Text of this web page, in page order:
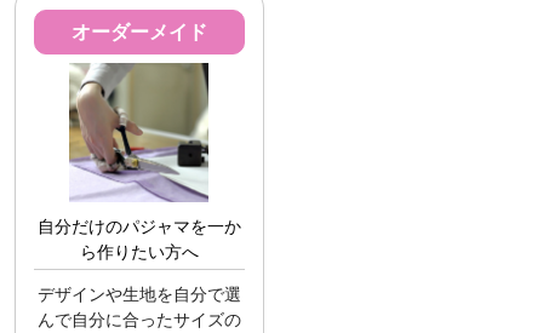
オーダーメイド
自分だけのパジャマを一か
ら作りたい方へ
デザインや生地を自分で選
んで自分に合ったサイズの